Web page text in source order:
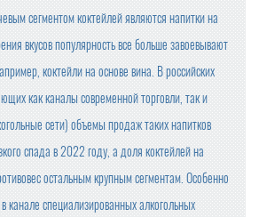
РОССИИ УТВЕРДИЛ ИЗМЕНЕНИЯ В ПЕ
сегментом коктейлей являются напитки на
вкусов популярность все больше завоевывают
коктейли на основе вина. В российских
как каналы современной торговли, так и
сети) объемы продаж таких напитков
спада в 2022 году, а доля коктейлей на
остальным крупным сегментам. Особенно
канале специализированных алкогольных